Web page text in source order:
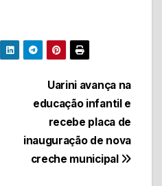
Uarini avança na
educação infantil e
recebe placa de
inauguração de nova
creche municipal